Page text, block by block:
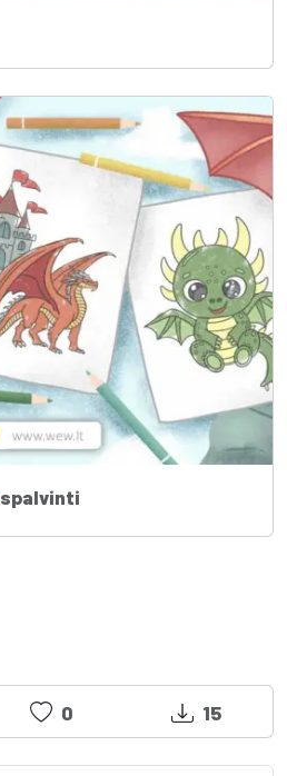
spalvinti
0 15